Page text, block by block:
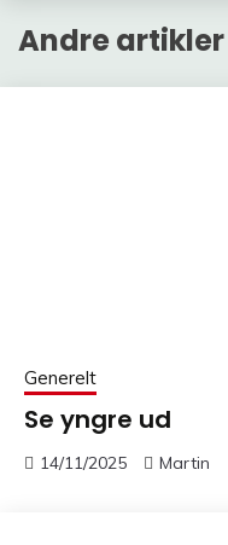
Andre artikler
Generelt
Se yngre ud
14/11/2025 Martin